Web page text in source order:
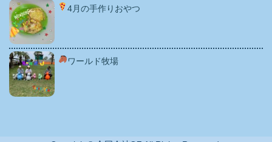
4月の手作りおやつ
ワールド牧場